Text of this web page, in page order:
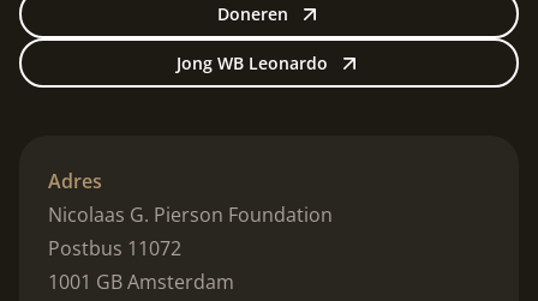
Doneren
Jong WB Leonardo
Adres
Nicolaas G. Pierson Foundation
Postbus 11072
1001 GB Amsterdam